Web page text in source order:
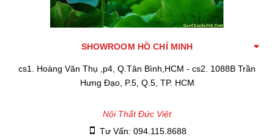
SHOWROOM HỒ CHÍ MINH
cs1. Hoàng Văn Thụ ,p4, Q.Tân Bình,HCM - cs2. 1088B Trần
Hưng Đạo, P.5, Q.5, TP. HCM
Nội Thất Đức Việt
Tư Vấn: 094.115.8688